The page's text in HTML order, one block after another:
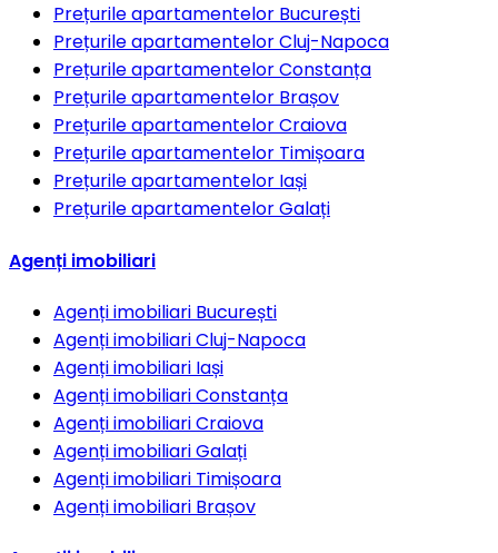
Prețurile apartamentelor București
Prețurile apartamentelorCluj-Napoca
Prețurile apartamentelorConstanța
Prețurile apartamentelor Brașov
Prețurile apartamentelorCraiova
Prețurile apartamentelor Timișoara
Prețurile apartamentelor Iași
Prețurile apartamentelorGalați
Agenți imobiliari
Agenți imobiliari București
Agenți imobiliariCluj-Napoca
Agenți imobiliari Iași
Agenți imobiliariConstanța
Agenți imobiliariCraiova
Agenți imobiliariGalați
Agenți imobiliari Timișoara
Agenți imobiliari Brașov